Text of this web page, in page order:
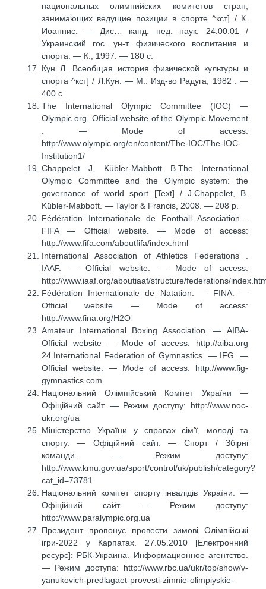
национальных олимпийских комитетов стран,
занимающих ведущие позиции в спорте ^кст] / К.
Иоаннис. — Дис… канд. пед. наук: 24.00.01 /
Украинский гос. ун-т физического воспитания и
спорта. — К., 1997. — 180 c.
Кун Л. Всеобщая история физической культуры и
спорта ^кст] / Л.Кун. — М.: Изд-во Радуга, 1982 . —
400 с.
The International Olympic Committee (IOC) —
Olympic.org. Official website of the Olympic Movement
. — Mode of access:
http://www.olympic.org/en/content/The-IOC/The-IOC-
Institution1/
Chappelet J, Kübler-Mabbott B.The International
Olympic Committee and the Olympic system: the
governance of world sport [Text] / J.Chappelet, B.
Kübler-Mabbott. — Taylor & Francis, 2008. — 208 p.
Fédération Internationale de Football Association .
FIFA — Official website. — Mode of access:
http://www.fifa.com/aboutfifa/index.html
International Association of Athletics Federations .
IAAF. — Official website. — Mode of access:
http://www.iaaf.org/aboutiaaf/structure/federations/
Fédération Internationale de Natation. — FINA. —
Official website — Mode of access:
http://www.fina.org/H2O
Amateur International Boxing Association. — AIBA-
Official website — Mode of access: http://aiba.org
24.International Federation of Gymnastics. — IFG. —
Official website. — Mode of access: http://www.fig-
gymnastics.com
Національний Олімпійський Комітет України —
Офіційний сайт. — Режим доступу: http://www.noc-
ukr.org/ua
Міністерство України у справах сім’ї, молоді та
спорту. — Офіційний сайт. — Спорт / Збірні
команди. — Режим доступу:
http://www.kmu.gov.ua/sport/control/uk/publish/category?
cat_id=73781
Національний комітет спорту інвалідів України. —
Офіційний сайт. — Режим доступу:
http://www.paralympic.org.ua
Президент пропонує провести зимові Олімпійські
ігри-2022 у Карпатах. 27.05.2010 [Електронний
ресурс]: РБК-Украина. Информационное агентство.
— Режим доступа: http://www.rbc.ua/ukr/top/show/v-
yanukovich-predlagaet-provesti-zimnie-olimpiyskie-